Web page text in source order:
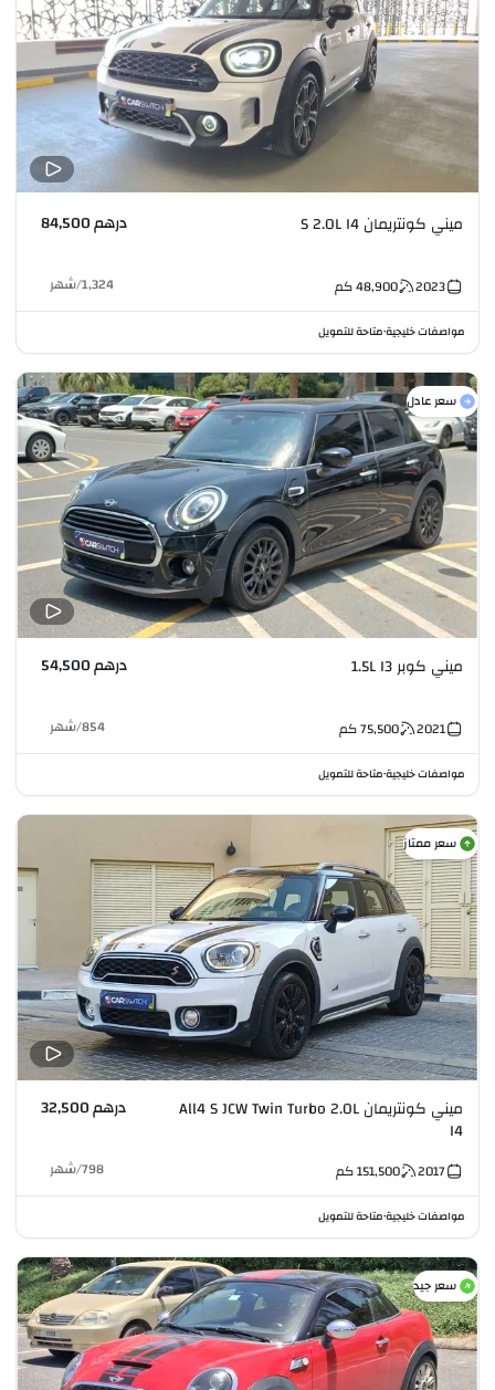
ميني كونتريمان S 2.0L I4 درهم 84,500
2023
48,900كم 1,324
/شهر
مواصفات خليجية•متاحة للتمويل
سعر عادل
ميني كوبر 1.5L I3 درهم 54,500
2021
75,500كم 854
/شهر
مواصفات خليجية•متاحة للتمويل
سعر ممتاز
ميني كونتريمان All4 S JCW Twin Turbo 2.0L
I4
درهم 32,500
2017
151,500كم 798
/شهر
مواصفات خليجية•متاحة للتمويل
سعر جيد